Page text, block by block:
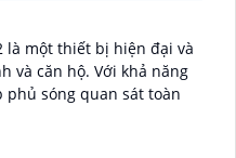
là một thiết bị hiện đại và
Với khả năng
phủ sóng quan sát toàn